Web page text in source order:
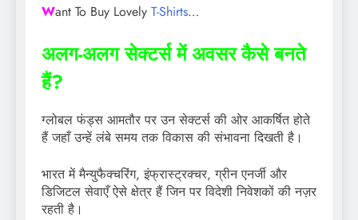
Want To Buy Lovely T-Shirts…
अलग-अलग सेक्टर्स में अवसर कैसे बनते
हैं?
ग्लोबल फंड्स आमतौर पर उन सेक्टर्स की ओर आकर्षित होते
हैं जहाँ उन्हें लंबे समय तक विकास की संभावना दिखती है।
भारत में मैन्युफैक्चरिंग, इंफ्रास्ट्रक्चर, ग्रीन एनर्जी और
डिजिटल सेवाएँ ऐसे क्षेत्र हैं जिन पर विदेशी निवेशकों की नज़र
रहती है।